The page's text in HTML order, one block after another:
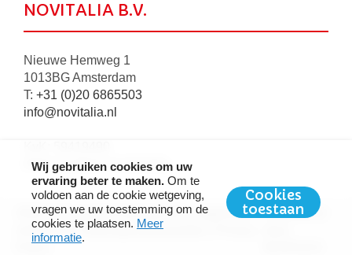
Wij gebruiken cookies om uw
ervaring beter te maken. Om te
voldoen aan de cookie wetgeving,
vragen we uw toestemming om de
cookies te plaatsen. Meer
informatie.
Cookies
toestaan
NOVITALIA B.V.
Nieuwe Hemweg 1
1013BG Amsterdam
T: +31 (0)20 6865503
info@novitalia.nl
BTW: NL8534.73.353.B01
2026 © Copyright Novitalia BV | Algemene
verkoop-en leveringsvoorwaarden
Policy
Ontwikkeld